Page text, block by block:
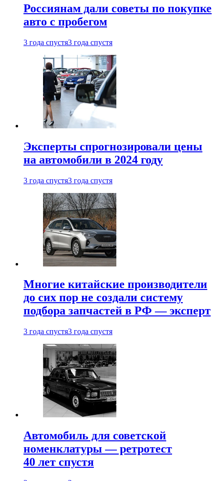
Россиянам дали советы по покупке
авто с пробегом
3 года спустя3 года спустя
Эксперты спрогнозировали цены
на автомобили в 2024 году
3 года спустя3 года спустя
Многие китайские производители
до сих пор не создали систему
подбора запчастей в РФ — эксперт
3 года спустя3 года спустя
Автомобиль для советской
номенклатуры — ретротест
40 лет спустя